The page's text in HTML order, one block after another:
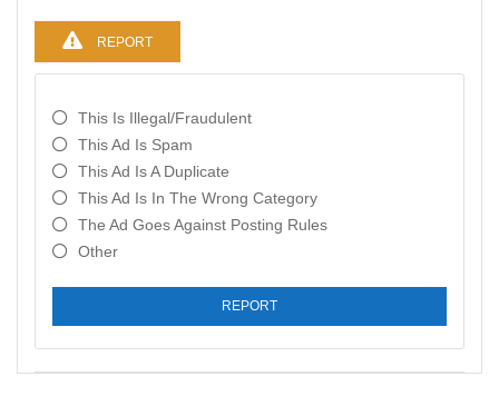
REPORT
This Is Illegal/fraudulent
This Ad Is Spam
This Ad Is A Duplicate
This Ad Is In The Wrong Category
The Ad Goes Against Posting Rules
Other
REPORT